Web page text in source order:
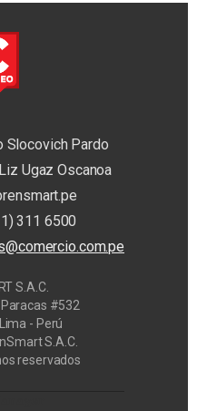
Slocovich Pardo
Ugaz Oscanoa
311 6500
S.A.C.
#532
- Perú
S.A.C.
reservados